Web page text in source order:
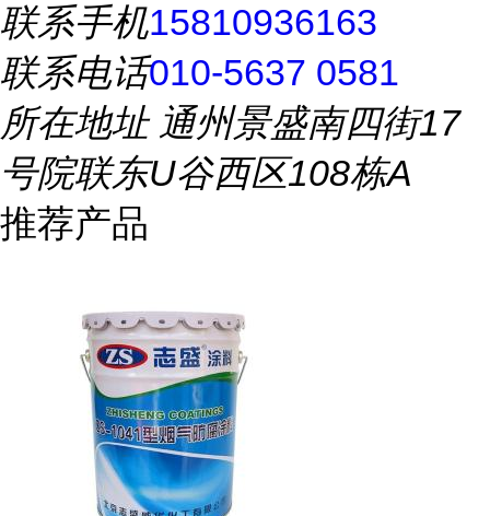
联系手机15810936163
联系电话010-5637 0581
所在地址通州景盛南四街17
号院联东U谷西区108栋A
推荐产品